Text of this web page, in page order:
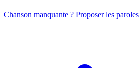
Chanson manquante ? Proposer les paroles